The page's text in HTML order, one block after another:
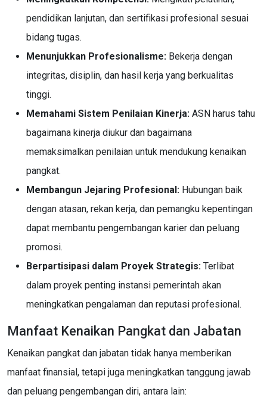
pendidikan lanjutan, dan sertifikasi profesional sesuai
bidang tugas.
Menunjukkan Profesionalisme: Bekerja dengan
integritas, disiplin, dan hasil kerja yang berkualitas
tinggi.
Memahami Sistem Penilaian Kinerja: ASN harus tahu
bagaimana kinerja diukur dan bagaimana
memaksimalkan penilaian untuk mendukung kenaikan
pangkat.
Membangun Jejaring Profesional: Hubungan baik
dengan atasan, rekan kerja, dan pemangku kepentingan
dapat membantu pengembangan karier dan peluang
promosi.
Berpartisipasi dalam Proyek Strategis: Terlibat
dalam proyek penting instansi pemerintah akan
meningkatkan pengalaman dan reputasi profesional.
Manfaat Kenaikan Pangkat dan Jabatan
Kenaikan pangkat dan jabatan tidak hanya memberikan
manfaat finansial, tetapi juga meningkatkan tanggung jawab
dan peluang pengembangan diri, antara lain: